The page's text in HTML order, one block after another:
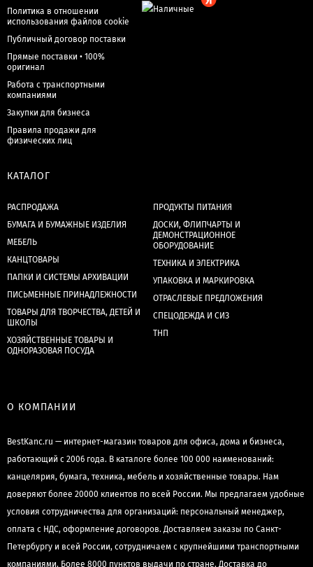
Политика в отношении
использования файлов cookie
Публичный договор поставки
Прямые поставки • 100%
оригинал
Работа с транспортными
компаниями
Закупки для бизнеса
Правила продажи для
физических лиц
КАТАЛОГ
РАСПРОДАЖА
БУМАГА И БУМАЖНЫЕ ИЗДЕЛИЯ
МЕБЕЛЬ
КАНЦТОВАРЫ
ПАПКИ И СИСТЕМЫ АРХИВАЦИИ
ПИСЬМЕННЫЕ ПРИНАДЛЕЖНОСТИ
ТОВАРЫ ДЛЯ ТВОРЧЕСТВА, ДЕТЕЙ И
ШКОЛЫ
ХОЗЯЙСТВЕННЫЕ ТОВАРЫ И
ОДНОРАЗОВАЯ ПОСУДА
ПРОДУКТЫ ПИТАНИЯ
ДОСКИ, ФЛИПЧАРТЫ И
ДЕМОНСТРАЦИОННОЕ
ОБОРУДОВАНИЕ
ТЕХНИКА И ЭЛЕКТРИКА
УПАКОВКА И МАРКИРОВКА
ОТРАСЛЕВЫЕ ПРЕДЛОЖЕНИЯ
СПЕЦОДЕЖДА И СИЗ
ТНП
О КОМПАНИИ
BestKanc.ru — интернет-магазин товаров для офиса, дома и бизнеса,
работающий с 2006 года. В каталоге более 100 000 наименований:
канцелярия, бумага, техника, мебель и хозяйственные товары. Нам
доверяют более 20000 клиентов по всей России. Мы предлагаем удобные
условия сотрудничества для организаций: персональный менеджер,
оплата с НДС, оформление договоров. Доставляем заказы по Санкт-
Петербургу и всей России, сотрудничаем с крупнейшими транспортными
компаниями. Более 8000 пунктов выдачи по стране. Доставка до